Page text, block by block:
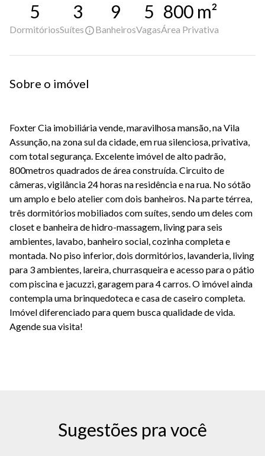
5
Dormitórios
3
Suítes
9
Banheiros
5
Vagas
800 m²
Área Privativa
Sobre o imóvel
Foxter Cia imobiliária vende, maravilhosa mansão, na Vila
Assunção, na zona sul da cidade, em rua silenciosa, privativa,
com total segurança. Excelente imóvel de alto padrão,
800metros quadrados de área construída. Circuito de
câmeras, vigilância 24 horas na residência e na rua. No sótão
um amplo e belo atelier com dois banheiros. Na parte térrea,
três dormitórios mobiliados com suítes, sendo um deles com
closet e banheira de hidro-massagem, living para seis
ambientes, lavabo, banheiro social, cozinha completa e
montada. No piso inferior, dois dormitórios, lavanderia, living
para 3 ambientes, lareira, churrasqueira e acesso para o pátio
com piscina e jacuzzi, garagem para 4 carros. O imóvel ainda
contempla uma brinquedoteca e casa de caseiro completa.
Imóvel diferenciado para quem busca qualidade de vida.
Agende sua visita!
Sugestões pra você